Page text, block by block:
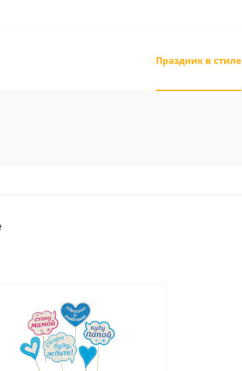
Праздник в стиле